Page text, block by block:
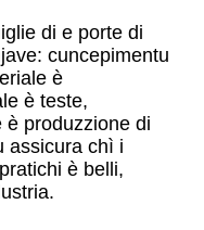
di e porte di
cuncepimentu
è
è teste,
è produzzione di
assicura chì i
è belli,